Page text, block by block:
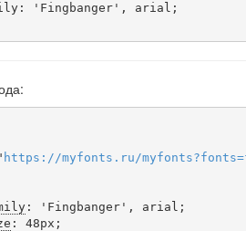
https ://myfonts . ru /myfonts?fonts=
: 'Fingbanger', arial;
: 48px;